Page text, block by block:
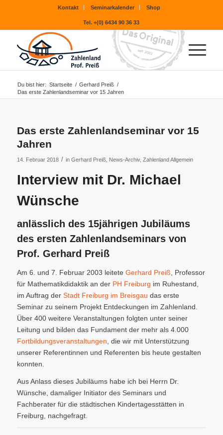
Kontakt Seminarkalender Shop
Tel. +(0) 6434 90 36 33
Du bist hier: Startseite / Gerhard Preiß /
Das erste Zahlenlandseminar vor 15 Jahren
Das erste Zahlenlandseminar vor 15
Jahren
14. Februar 2018 / in Gerhard Preiß, News-Archiv, Zahlenland Allgemein
Interview mit Dr. Michael
Wünsche
anlässlich des 15jährigen Jubiläums
des ersten Zahlenlandseminars von
Prof. Gerhard Preiß
Am 6. und 7. Februar 2003 leitete Gerhard Preiß , Professor
für Mathematikdidaktik an der PH Freiburg im Ruhestand,
im Auftrag der Stadt Freiburg im Breisgau das erste
Seminar zu seinem Projekt Entdeckungen im Zahlenland.
Über 400 weitere Veranstaltungen folgten unter seiner
Leitung und bilden das Fundament der mehr als 4.000
Fortbildungsveranstaltungen , die wir mit Unterstützung
unserer Referentinnen und Referenten bis heute gestalten
konnten.
Aus Anlass dieses Jubiläums habe ich bei Herrn Dr.
Wünsche, damaliger Initiator des Seminars und
Fachberater für die städtischen Kindertagesstätten in
Freiburg, nachgefragt.